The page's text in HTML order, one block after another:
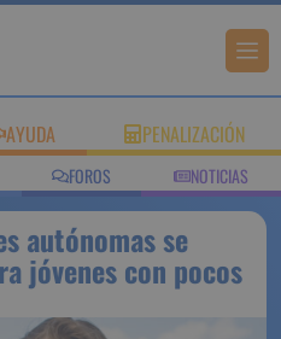
AYUDA PENALIZACIÓN
FOROS NOTICIAS
autónomas se
jóvenes con pocos